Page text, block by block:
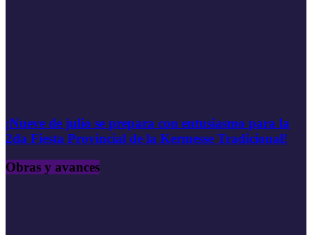
¡Nueve de julio se prepara con entusiasmo para la
2da Fiesta Provincial de la Kermesse Tradicional!
Obras y avances